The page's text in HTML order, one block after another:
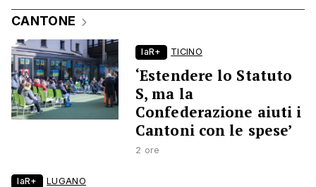
CANTONE
laR+ TICINO
‘Estendere lo Statuto
S, ma la
Confederazione aiuti i
Cantoni con le spese’
2 ore
laR+ LUGANO